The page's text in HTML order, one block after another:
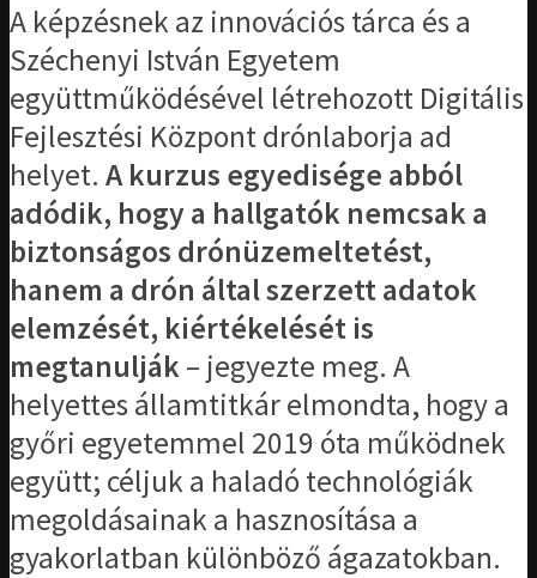
A képzésnek az innovációs tárca és a
Széchenyi István Egyetem
együttműködésével létrehozott Digitális
Fejlesztési Központ drónlaborja ad
helyet. A kurzus egyedisége abból
adódik, hogy a hallgatók nemcsak a
biztonságos drónüzemeltetést,
hanem a drón által szerzett adatok
elemzését, kiértékelését is
megtanulják– jegyezte meg. A
helyettes államtitkár elmondta, hogy a
győri egyetemmel 2019 óta működnek
együtt; céljuk a haladó technológiák
megoldásainak a hasznosítása a
gyakorlatban különböző ágazatokban.